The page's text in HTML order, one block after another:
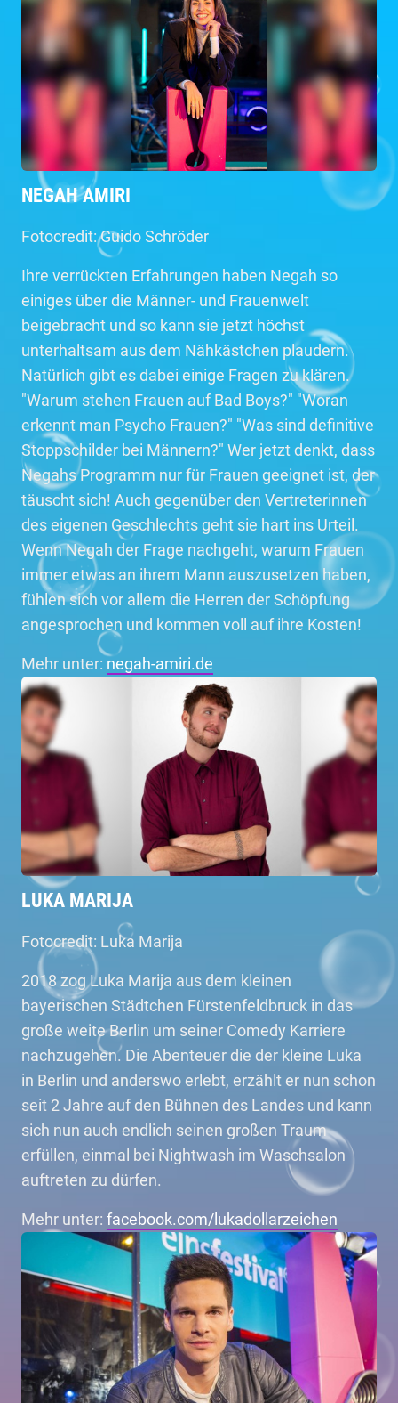
NEGAH AMIRI
Fotocredit: Guido Schröder
Ihre verrückten Erfahrungen haben Negah so
einiges über die Männer- und Frauenwelt
beigebracht und so kann sie jetzt höchst
unterhaltsam aus dem Nähkästchen plaudern.
Natürlich gibt es dabei einige Fragen zu klären.
"Warum stehen Frauen auf Bad Boys?" "Woran
erkennt man Psycho Frauen?" "Was sind definitive
Stoppschilder bei Männern?" Wer jetzt denkt, dass
Negahs Programm nur für Frauen geeignet ist, der
täuscht sich! Auch gegenüber den Vertreterinnen
des eigenen Geschlechts geht sie hart ins Urteil.
Wenn Negah der Frage nachgeht, warum Frauen
immer etwas an ihrem Mann auszusetzen haben,
fühlen sich vor allem die Herren der Schöpfung
angesprochen und kommen voll auf ihre Kosten!
Mehr unter: negah-amiri.de
LUKA MARIJA
Fotocredit: Luka Marija
2018 zog Luka Marija aus dem kleinen
bayerischen Städtchen Fürstenfeldbruck in das
große weite Berlin um seiner Comedy Karriere
nachzugehen. Die Abenteuer die der kleine Luka
in Berlin und anderswo erlebt, erzählt er nun schon
seit 2 Jahre auf den Bühnen des Landes und kann
sich nun auch endlich seinen großen Traum
erfüllen, einmal bei Nightwash im Waschsalon
auftreten zu dürfen.
Mehr unter: facebook.com/lukadollarzeichen